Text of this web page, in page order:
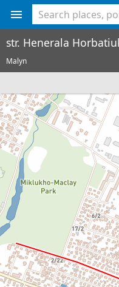
str. Henerala
Malyn
<% console.log(hcard) %>